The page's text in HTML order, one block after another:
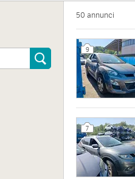
Indirizzo
SS7, 82014
50 annunci
9
7